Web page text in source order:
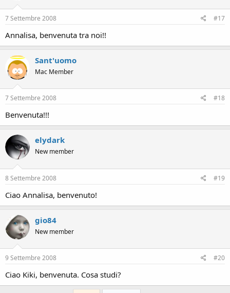
7 Settembre 2008 #17
Annalisa, benvenuta tra noi!!
Sant'uomo
Mac Member
7 Settembre 2008 #18
Benvenuta!!!
elydark
New member
8 Settembre 2008 #19
Ciao Annalisa, benvenuto!
gio84
New member
9 Settembre 2008 #20
Ciao Kiki, benvenuta. Cosa studi?